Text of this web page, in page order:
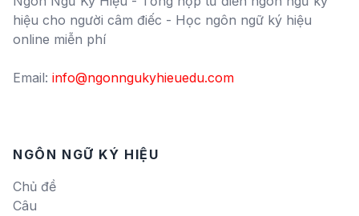
hiệu cho người câm điếc - Học ngôn ngữ ký hiệu
online miễn phí
Email: info@ngonngukyhieuedu.com
NGÔN NGỮ KÝ HIỆU
Chủ đề
Câu